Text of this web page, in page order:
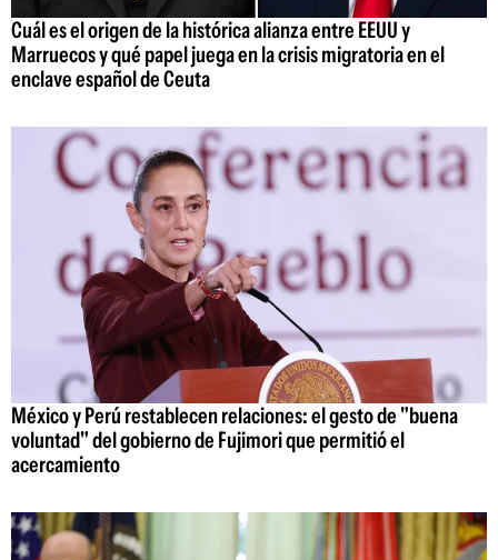
Cuál es el origen de la histórica alianza entre EEUU y
Marruecos y qué papel juega en la crisis migratoria en el
enclave español de Ceuta
México y Perú restablecen relaciones: el gesto de "buena
voluntad" del gobierno de Fujimori que permitió el
acercamiento